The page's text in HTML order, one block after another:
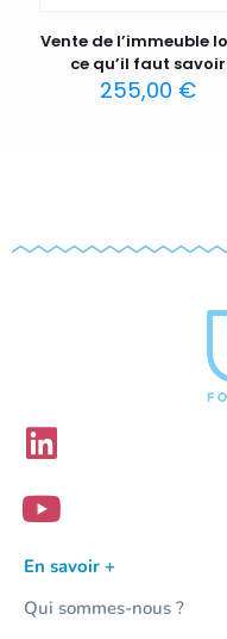
Vente de l’immeuble
ce qu’il faut savoir
255,00 €
En savoir +
Qui sommes-nous ?